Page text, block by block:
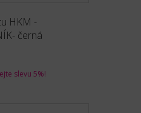
HKM -
černá
slevu 5%!